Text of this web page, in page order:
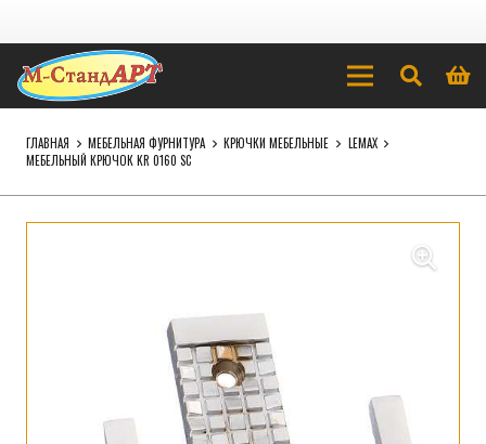
ГЛАВНАЯ МЕБЕЛЬНАЯ ФУРНИТУРА КРЮЧКИ МЕБЕЛЬНЫЕ
LEMAX
МЕБЕЛЬНЫЙ КРЮЧОК KR 0160 SC